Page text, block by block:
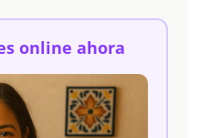
online ahora